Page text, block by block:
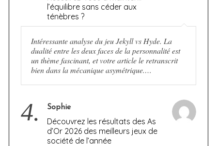
l’équilibre sans céder aux
ténèbres ?
Intéressante analyse du jeu Jekyll vs Hyde. La
dualité entre les deux faces de la personnalité est
un thème fascinant, et votre article le retranscrit
bien dans la mécanique asymétrique.…
4. Sophie
Découvrez les résultats des As
d’Or 2026 des meilleurs jeux de
société de l’année